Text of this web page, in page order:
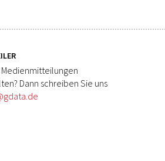
Dann schreiben Sie uns